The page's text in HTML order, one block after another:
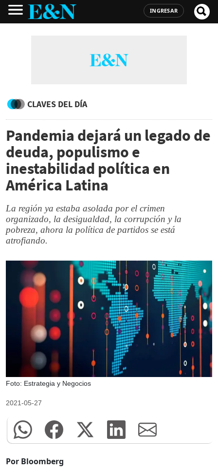
INGRESAR
CLAVES DEL DÍA
Pandemia dejará un legado de
deuda, populismo e
inestabilidad política en
América Latina
La región ya estaba asolada por el crimen
organizado, la desigualdad, la corrupción y la
pobreza, ahora la política de partidos se está
atrofiando.
Foto: Estrategia y Negocios
2021-05-27
Por Bloomberg